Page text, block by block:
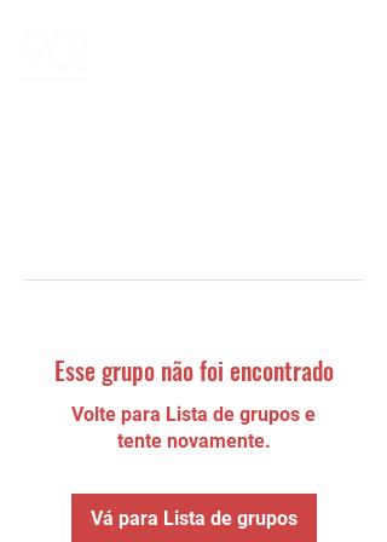
Esse grupo não foi encontrado
Volte para Lista de grupos e
tente novamente.
Vá para Lista de grupos